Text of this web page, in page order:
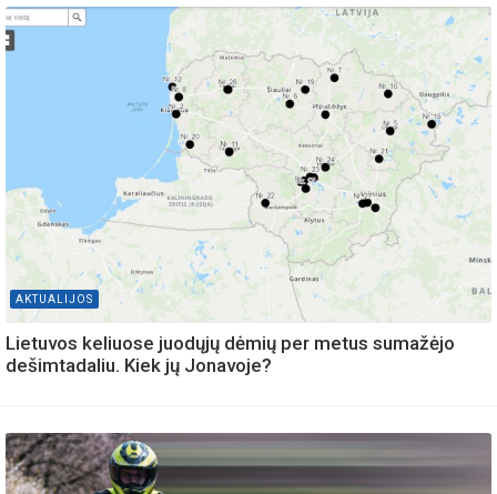
AKTUALIJOS
Lietuvos keliuose juodųjų dėmių per metus sumažėjo
dešimtadaliu. Kiek jų Jonavoje?